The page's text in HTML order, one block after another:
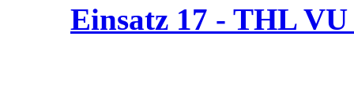
Einsatz 17 - THL